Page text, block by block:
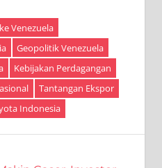
Venezuela
Geopolitik Venezuela
Kebijakan Perdagangan
Tantangan Ekspor
Indonesia